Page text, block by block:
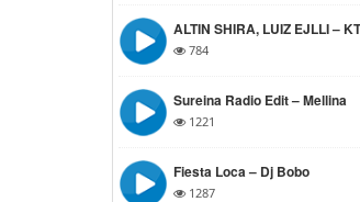
ALTIN SHIRA, LUIZ EJLLI –
784
Sureina Radio Edit – Mellina
1221
Fiesta Loca – Dj Bobo
1287